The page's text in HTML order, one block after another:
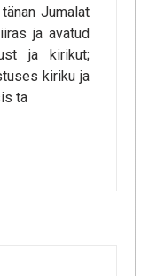
Jumalat
ja avatud
ja kirikut;
kiriku ja
ta